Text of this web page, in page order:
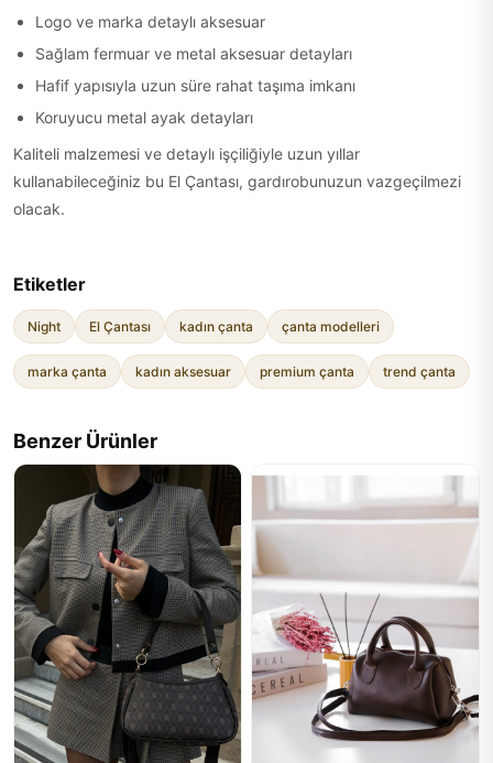
Logo ve marka detaylı aksesuar
Sağlam fermuar ve metal aksesuar detayları
Hafif yapısıyla uzun süre rahat taşıma imkanı
Koruyucu metal ayak detayları
Kaliteli malzemesi ve detaylı işçiliğiyle uzun yıllar
kullanabileceğiniz bu El Çantası, gardırobunuzun vazgeçilmezi
olacak.
Etiketler
Night El Çantası kadın çanta çanta modelleri
marka çanta kadın aksesuar premium çanta trend çanta
Benzer Ürünler